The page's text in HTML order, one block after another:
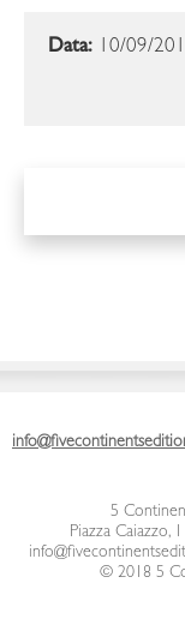
Data: 10/09/
5
Piazza Caiazzo,
© 2018 5